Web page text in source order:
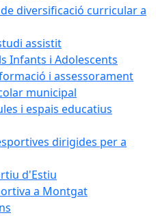
diversificació curricular a
assistit
Infants i Adolescents
i assessorament
municipal
i espais educatius
dirigides per a
d'Estiu
a Montgat